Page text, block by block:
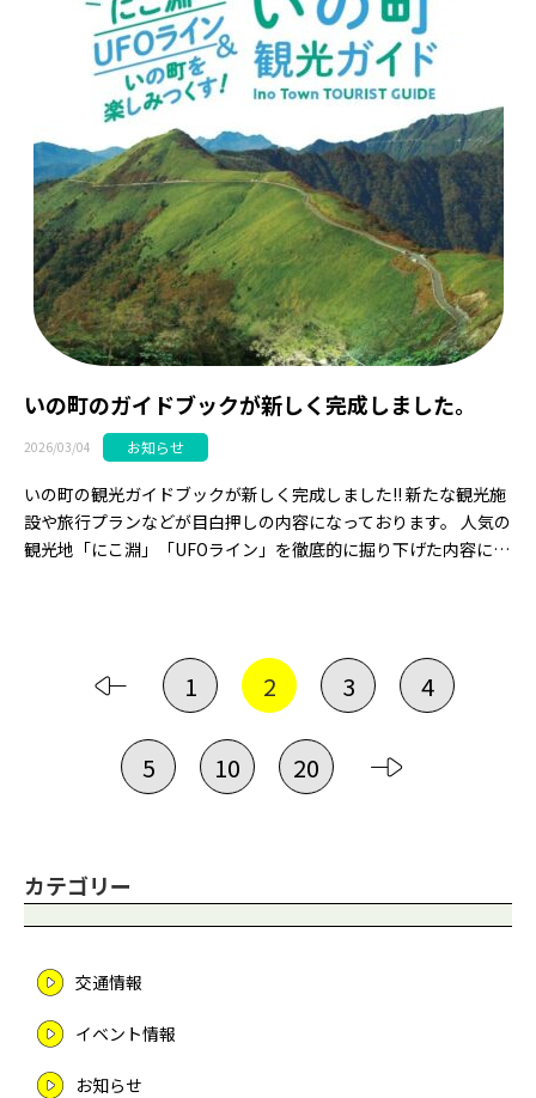
いの町のガイドブックが新しく完成しました。
2026/03/04 お知らせ
いの町の観光ガイドブックが新しく完成しました!! 新たな観光施
設や旅行プランなどが目白押しの内容になっております。 人気の
観光地「にこ淵」「UFOライン」を徹底的に掘り下げた内容に…
1 2 3 4
5 10 20
カテゴリー
交通情報
イベント情報
お知らせ